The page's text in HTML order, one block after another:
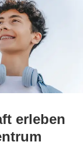
erleben